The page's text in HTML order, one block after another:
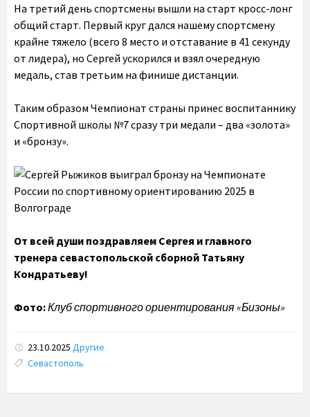
На третий день спортсмены вышли на старт кросс-лонг
общий старт. Первый круг дался нашему спортсмену
крайне тяжело (всего 8 место и отставание в 41 секунду
от лидера), но Сергей ускорился и взял очередную
медаль, став третьим на финише дистанции.
Таким образом Чемпионат страны принес воспитаннику
Спортивной школы №7 сразу три медали – два «золота»
и «бронзу».
От всей души поздравляем Сергея и главного
тренера севастопольской сборной Татьяну
Кондратьеву!
Фото:Клуб спортивного ориентирования «Бизоны»
23.10.2025 Другие
Tags:
Севастополь